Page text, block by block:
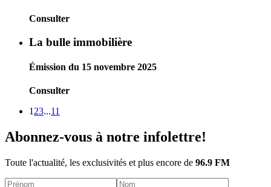
Consulter
La bulle immobilière
Émission du 15 novembre 2025
Consulter
1 23...11
Abonnez-vous à notre infolettre!
Toute l'actualité, les exclusivités et plus encore de 96.9 FM